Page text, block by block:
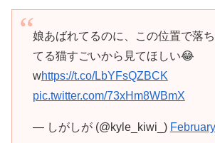
娘あばれてるのに、この位置で落
てる猫すごいから見てほしい😂
whttps://t.co/LbYFsQZBCK
pic.twitter.com/73xHm8WBmX
— しがしが (@kyle_kiwi_)